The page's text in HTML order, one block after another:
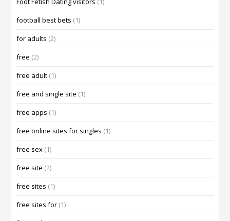
football best bets (1)
for adults (2)
free (2)
free adult (1)
free and single site (1)
free apps (1)
free online sites for singles (1)
free sex (1)
free site (2)
free sites (1)
free sites for (1)